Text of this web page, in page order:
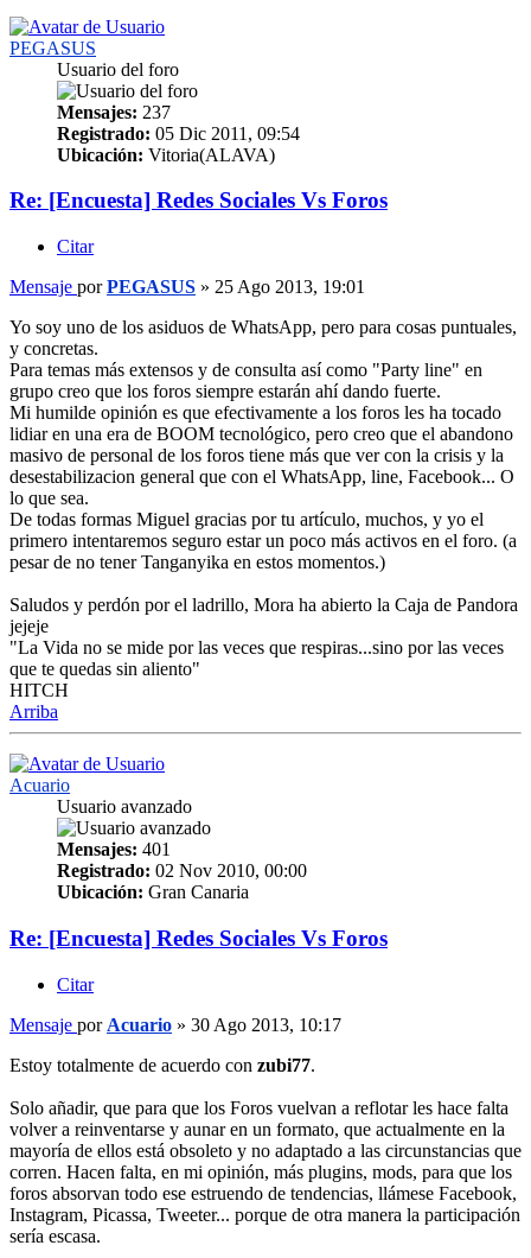
PEGASUS
Usuario del foro
Mensajes: 237
Registrado: 05 Dic 2011, 09:54
Ubicación: Vitoria(ALAVA)
Re: [Encuesta] Redes Sociales Vs Foros
Citar
Mensaje porPEGASUS » 25 Ago 2013, 19:01
Yo soy uno de los asiduos de WhatsApp, pero para cosas puntuales,
y concretas.
Para temas más extensos y de consulta así como "Party line" en
grupo creo que los foros siempre estarán ahí dando fuerte.
Mi humilde opinión es que efectivamente a los foros les ha tocado
lidiar en una era de BOOM tecnológico, pero creo que el abandono
masivo de personal de los foros tiene más que ver con la crisis y la
desestabilizacion general que con el WhatsApp, line, Facebook... O
lo que sea.
De todas formas Miguel gracias por tu artículo, muchos, y yo el
primero intentaremos seguro estar un poco más activos en el foro. (a
pesar de no tener Tanganyika en estos momentos.)
Saludos y perdón por el ladrillo, Mora ha abierto la Caja de Pandora
jejeje
"La Vida no se mide por las veces que respiras...sino por las veces
que te quedas sin aliento"
HITCH
Arriba
Acuario
Usuario avanzado
Mensajes: 401
Registrado: 02 Nov 2010, 00:00
Ubicación: Gran Canaria
Re: [Encuesta] Redes Sociales Vs Foros
Citar
Mensaje por Acuario » 30 Ago 2013, 10:17
Estoy totalmente de acuerdo con zubi77.
Solo añadir, que para que los Foros vuelvan a reflotar les hace falta
volver a reinventarse y aunar en un formato, que actualmente en la
mayoría de ellos está obsoleto y no adaptado a las circunstancias que
corren. Hacen falta, en mi opinión, más plugins, mods, para que los
foros absorvan todo ese estruendo de tendencias, llámese Facebook,
Instagram, Picassa, Tweeter... porque de otra manera la participación
sería escasa.